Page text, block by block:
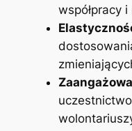
współpracy